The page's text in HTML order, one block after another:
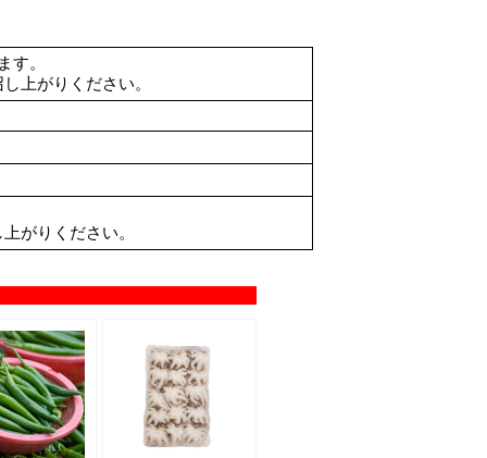
す。
上がりください。
がりください。